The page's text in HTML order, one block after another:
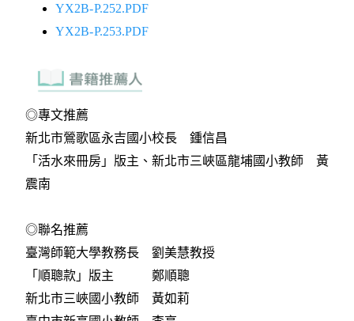
YX2B-P.252.PDF
YX2B-P.253.PDF